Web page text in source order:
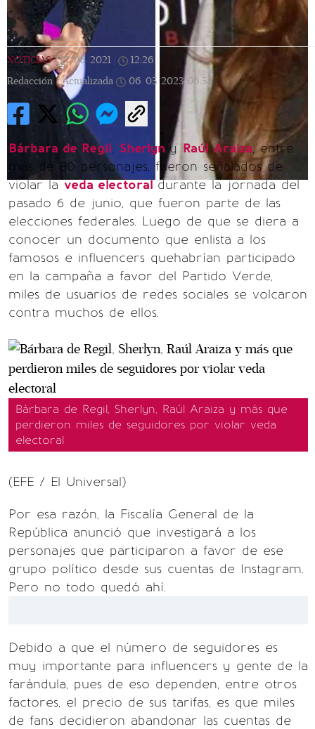
NOTICIAS | 17/06/2021 12:26
Redacción | Actualizada 06/05/2023 06:54
Bárbara de Regil, Sherlyn y Raúl Araiza, entre
más de 80 personajes, fueron señalados de
violar laveda electoraldurante la jornada del
pasado 6 de junio, que fueron parte de las
elecciones federales. Luego de que se diera a
conocer un documento que enlista a los
famosos e influencers quehabrían participado
en la campaña a favor del Partido Verde,
miles de usuarios de redes sociales se volcaron
contra muchos de ellos.
Bárbara de Regil, Sherlyn, Raúl Araiza y más que
perdieron miles de seguidores por violar veda
electoral
(EFE / El Universal)
Por esa razón, la Fiscalía General de la
República anunció que investigará a los
personajes que participaron a favor de ese
grupo político desde sus cuentas de Instagram.
Pero no todo quedó ahí.
Debido a que el número de seguidores es
muy importante para influencers y gente de la
farándula, pues de eso dependen, entre otros
factores, el precio de sus tarifas, es que miles
de fans decidieron abandonar las cuentas de